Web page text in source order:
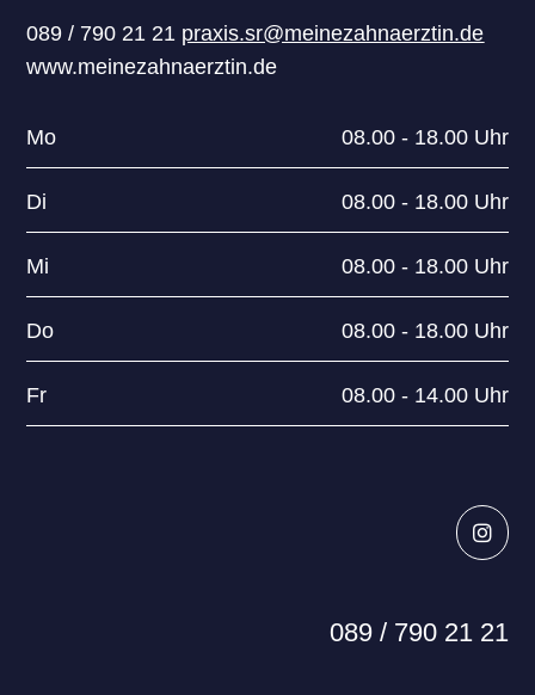
089 / 790 21 21 praxis.sr@meinezahnaerztin.de
www.meinezahnaerztin.de
Mo 08.00 - 18.00 Uhr
Di 08.00 - 18.00 Uhr
Mi 08.00 - 18.00 Uhr
Do 08.00 - 18.00 Uhr
Fr 08.00 - 14.00 Uhr

089 / 790 21 21